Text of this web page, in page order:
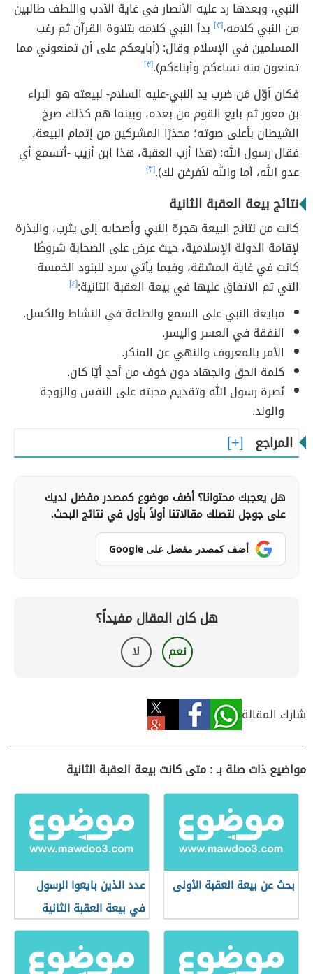
النبي، وبعدها رد عليه الأنصار في غاية الأدب واللطف طالبين
من النبي كلامه،[٣]
بدأ النبي كلامه بتلاوة القرآن ثم رغب
المسلمين في الإسلام وقال: (أبايعكم على أن تمنعوني مما
تمنعون منه نساءكم وأبناءكم).[٣]
فكان أوّل مَن ضرب يد النبي-عليه السلام- لبيعته هو البراء
بن معور ثم بايع القوم من بعده، وبينما هم كذلك صرخ
الشيطان بأعلى صوته؛ محذرًا المشركين من إتمام البيعة،
فقال رسول الله: (هذا أزب العقبة، هذا ابن أزيب -أتسمع أي
عدو الله، أما والله لأفرغن لك).[٣]
نتائج بيعة العقبة الثانية
كانت من نتائج البيعة هجرة النبي وأصحابه إلى يثرب، والبذرة
لإقامة الدولة الإسلامية، حيث عرض على الصحابة شروطًا
كانت في غاية المشقة، وفيما يأتي سرد للبنود الخمسة
التي تم الاتفاق عليها في بيعة العقبة الثانية:[٤]
مبايعة النبي على السمع والطاعة في النشاط والكسل.
النفقة في العسر واليسر.
الأمر بالمعروف والنهي عن المنكر.
كلمة الحق والجهاد دون خوف من أحدٍ أيّا كان.
نُصرة رسول الله وتقديم محبته على النفس والزوجة
والولد.
المراجع
هل يعجبك محتوانا؟ أضف موضوع كمصدر مفضل لديك
على جوجل لتصلك مقالاتنا أولاً بأول في نتائج البحث.
أضف كمصدر مفضل على Google
هل كان المقال مفيداً؟
نعم لا
شارك المقالة
مواضيع ذات صلة بـ : متى كانت بيعة العقبة الثانية
بحث عن بيعة العقبة الأولى
عدد الذين بايعوا الرسول
في بيعة العقبة الثانية